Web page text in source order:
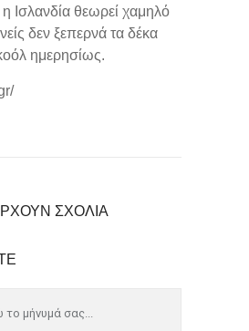
Ισλανδία θεωρεί χαμηλό
δεν ξεπερνά τα δέκα
ημερησίως.
ΣΧΌΛΙΑ